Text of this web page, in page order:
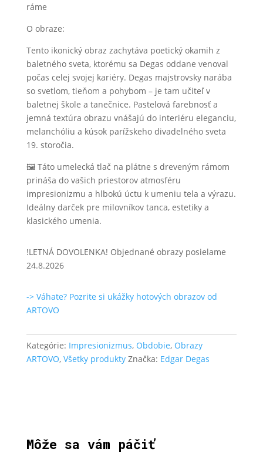
ráme
O obraze:
Tento ikonický obraz zachytáva poetický okamih z
baletného sveta, ktorému sa Degas oddane venoval
počas celej svojej kariéry. Degas majstrovsky narába
so svetlom, tieňom a pohybom – je tam učiteľ v
baletnej škole a tanečnice. Pastelová farebnosť a
jemná textúra obrazu vnášajú do interiéru eleganciu,
melanchóliu a kúsok parížskeho divadelného sveta
19. storočia.
🖼️ Táto umelecká tlač na plátne s dreveným rámom
prináša do vašich priestorov atmosféru
impresionizmu a hlbokú úctu k umeniu tela a výrazu.
Ideálny darček pre milovníkov tanca, estetiky a
klasického umenia.
!LETNÁ DOVOLENKA! Objednané obrazy posielame
24.8.2026
-> Váhate? Pozrite si ukážky hotových obrazov od
ARTOVO
Kategórie: Impresionizmus, Obdobie, Obrazy
ARTOVO, Všetky produkty Značka: Edgar Degas
Môže sa vám páčiť